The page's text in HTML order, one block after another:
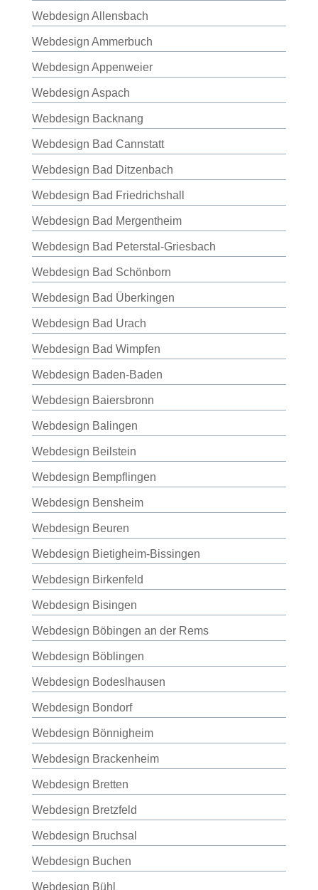
Webdesign Allensbach
Webdesign Ammerbuch
Webdesign Appenweier
Webdesign Aspach
Webdesign Backnang
Webdesign Bad Cannstatt
Webdesign Bad Ditzenbach
Webdesign Bad Friedrichshall
Webdesign Bad Mergentheim
Webdesign Bad Peterstal-Griesbach
Webdesign Bad Schönborn
Webdesign Bad Überkingen
Webdesign Bad Urach
Webdesign Bad Wimpfen
Webdesign Baden-Baden
Webdesign Baiersbronn
Webdesign Balingen
Webdesign Beilstein
Webdesign Bempflingen
Webdesign Bensheim
Webdesign Beuren
Webdesign Bietigheim-Bissingen
Webdesign Birkenfeld
Webdesign Bisingen
Webdesign Böbingen an der Rems
Webdesign Böblingen
Webdesign Bodeslhausen
Webdesign Bondorf
Webdesign Bönnigheim
Webdesign Brackenheim
Webdesign Bretten
Webdesign Bretzfeld
Webdesign Bruchsal
Webdesign Buchen
Webdesign Bühl